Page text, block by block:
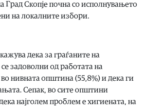
Град Скопје почна со исполнувањето
на локалните избори.
дека за граѓаните на
задоволни од работата на
нивната општина (55,8%) и дека ги
Сепак, во сите општини
најголем проблем е хигиената, на